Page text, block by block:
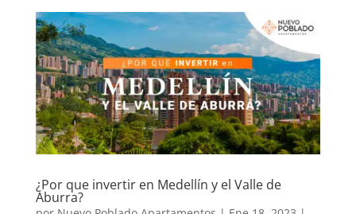
¿Por que invertir en Medellín y el Valle de
Aburra?